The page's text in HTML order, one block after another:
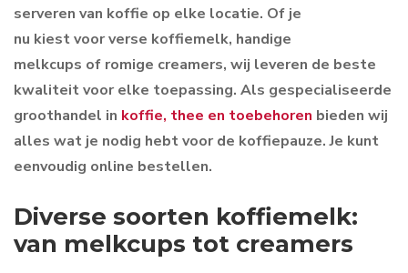
serveren van koffie op elke locatie. Of je
nu kiest voor verse koffiemelk, handige
melkcups of romige creamers, wij leveren de beste
kwaliteit voor elke toepassing. Als gespecialiseerde
groothandel in koffie, thee en toebehoren bieden wij
alles wat je nodig hebt voor de koffiepauze. Je kunt
eenvoudig online bestellen.
Diverse soorten koffiemelk:
van melkcups tot creamers